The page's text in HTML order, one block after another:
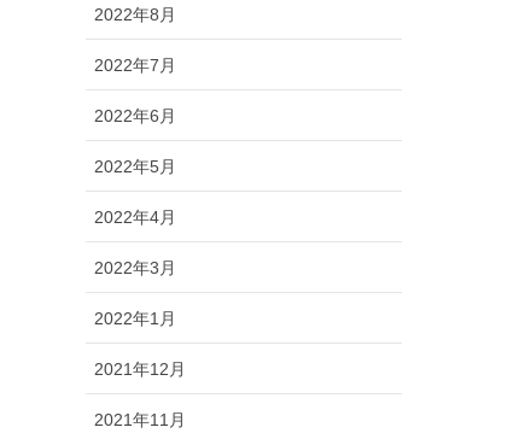
2022年8月
2022年7月
2022年6月
2022年5月
2022年4月
2022年3月
2022年1月
2021年12月
2021年11月